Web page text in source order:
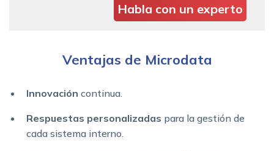
Habla con un experto
Ventajas de Microdata
Innovación continua.
Respuestas personalizadas para la gestión de
cada sistema interno.